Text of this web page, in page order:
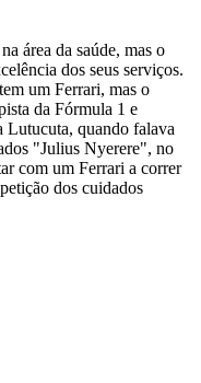
área da saúde, mas o
dos seus serviços.
um Ferrari, mas o
da Fórmula 1 e
Lutucuta, quando falava
"Julius Nyerere", no
com um Ferrari a correr
dos cuidados